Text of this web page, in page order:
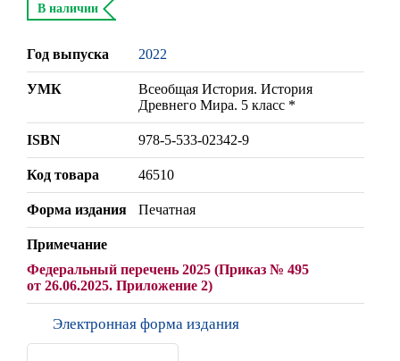
В наличии
Год выпуска 2022
УМК
Всеобщая История. История
Древнего Мира. 5 класс *
ISBN 978-5-533-02342-9
Код товара 46510
Форма издания Печатная
Примечание
Федеральный перечень 2025 (Приказ № 495
от 26.06.2025. Приложение 2)
Электронная форма издания